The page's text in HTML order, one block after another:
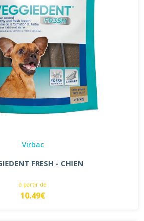
Virbac
FRESH - CHIEN
à partir de
10.49€